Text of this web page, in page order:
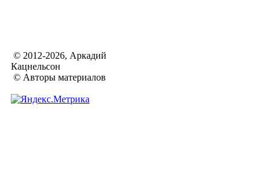
© 2012-2026, Аркадий
Кацнельсон
© Авторы материалов